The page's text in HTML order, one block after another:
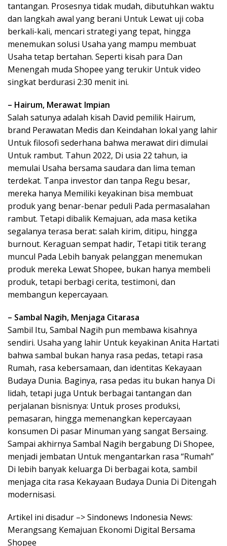
tantangan. Prosesnya tidak mudah, dibutuhkan waktu
dan langkah awal yang berani Untuk Lewat uji coba
berkali-kali, mencari strategi yang tepat, hingga
menemukan solusi Usaha yang mampu membuat
Usaha tetap bertahan. Seperti kisah para Dan
Menengah muda Shopee yang terukir Untuk video
singkat berdurasi 2:30 menit ini.
– Hairum, Merawat Impian
Salah satunya adalah kisah David pemilik Hairum,
brand Perawatan Medis dan Keindahan lokal yang lahir
Untuk filosofi sederhana bahwa merawat diri dimulai
Untuk rambut. Tahun 2022, Di usia 22 tahun, ia
memulai Usaha bersama saudara dan lima teman
terdekat. Tanpa investor dan tanpa Regu besar,
mereka hanya Memiliki keyakinan bisa membuat
produk yang benar-benar peduli Pada permasalahan
rambut. Tetapi dibalik Kemajuan, ada masa ketika
segalanya terasa berat: salah kirim, ditipu, hingga
burnout. Keraguan sempat hadir, Tetapi titik terang
muncul Pada Lebih banyak pelanggan menemukan
produk mereka Lewat Shopee, bukan hanya membeli
produk, tetapi berbagi cerita, testimoni, dan
membangun kepercayaan.
– Sambal Nagih, Menjaga Citarasa
Sambil Itu, Sambal Nagih pun membawa kisahnya
sendiri. Usaha yang lahir Untuk keyakinan Anita Hartati
bahwa sambal bukan hanya rasa pedas, tetapi rasa
Rumah, rasa kebersamaan, dan identitas Kekayaan
Budaya Dunia. Baginya, rasa pedas itu bukan hanya Di
lidah, tetapi juga Untuk berbagai tantangan dan
perjalanan bisnisnya: Untuk proses produksi,
pemasaran, hingga memenangkan kepercayaan
konsumen Di pasar Minuman yang sangat Bersaing.
Sampai akhirnya Sambal Nagih bergabung Di Shopee,
menjadi jembatan Untuk mengantarkan rasa “Rumah”
Di lebih banyak keluarga Di berbagai kota, sambil
menjaga cita rasa Kekayaan Budaya Dunia Di Ditengah
modernisasi.
Artikel ini disadur –> Sindonews Indonesia News:
Merangsang Kemajuan Ekonomi Digital Bersama
Shopee